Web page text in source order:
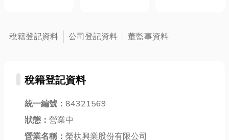
西南氣流帶來
豪雨，高雄市
量「巨大綠褶
菇又大又白
的，吸引了許
選擇一家值得
信賴的台東葬
獲得專業協助
法。這種加工
稅籍登記資料 公司登記資料 董監事資料
稅籍登記資料
統一編號： 84321569
狀態： 營業中
營業名稱： 榮杕興業股份有限公司